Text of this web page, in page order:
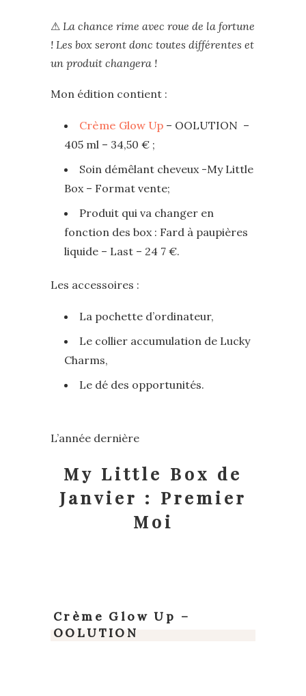
⚠ La chance rime avec roue de la fortune
! Les box seront donc toutes différentes et
un produit changera !
Mon édition contient :
Crème Glow Up – OOLUTION –
405 ml – 34,50 € ;
Soin démêlant cheveux -My Little
Box – Format vente;
Produit qui va changer en
fonction des box : Fard à paupières
liquide – Last – 24 7 €.
Les accessoires :
La pochette d’ordinateur,
Le collier accumulation de Lucky
Charms,
Le dé des opportunités.
L’année dernière
My Little Box de
Janvier : Premier
Moi
Crème Glow Up –
OOLUTION